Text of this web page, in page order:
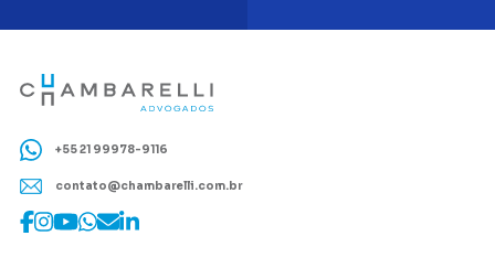
+55 21 99978-9116
contato@chambarelli.com.br